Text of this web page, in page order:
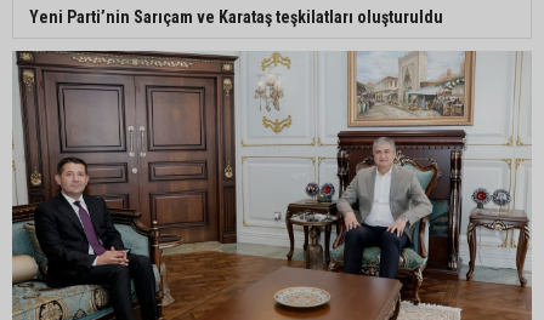
Adanalı NASA astronotu Deniz Burnham uzaya
Kozan’da üreticilere yangın ve anız uyarısı
Ceyhan’da yağlık ayçiçeği hasadı başladı
Yeni Parti’nin Sarıçam ve Karataş teşkilatları oluşturuldu